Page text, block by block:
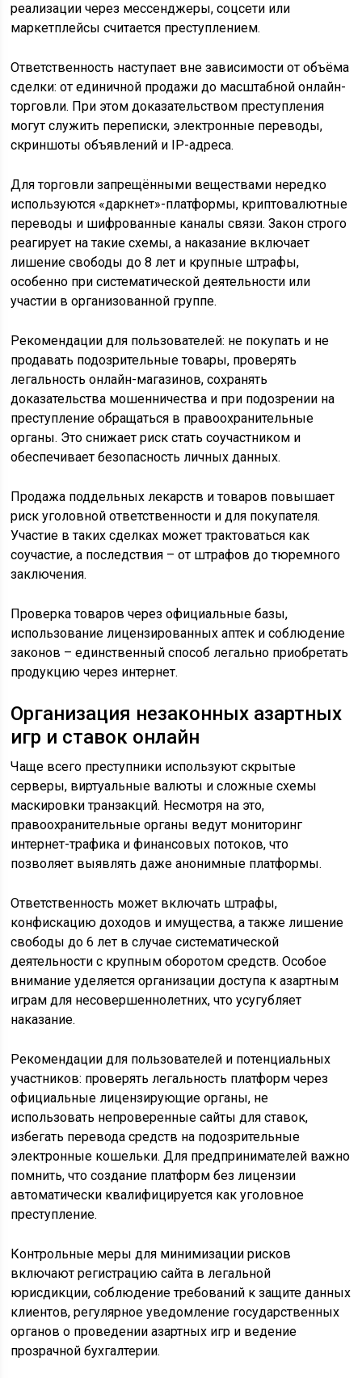
реализации через мессенджеры, соцсети или
маркетплейсы считается преступлением.
Ответственность наступает вне зависимости от объёма
сделки: от единичной продажи до масштабной онлайн-
торговли. При этом доказательством преступления
могут служить переписки, электронные переводы,
скриншоты объявлений и IP-адреса.
Для торговли запрещёнными веществами нередко
используются «даркнет»-платформы, криптовалютные
переводы и шифрованные каналы связи. Закон строго
реагирует на такие схемы, а наказание включает
лишение свободы до 8 лет и крупные штрафы,
особенно при систематической деятельности или
участии в организованной группе.
Рекомендации для пользователей: не покупать и не
продавать подозрительные товары, проверять
легальность онлайн-магазинов, сохранять
доказательства мошенничества и при подозрении на
преступление обращаться в правоохранительные
органы. Это снижает риск стать соучастником и
обеспечивает безопасность личных данных.
Продажа поддельных лекарств и товаров повышает
риск уголовной ответственности и для покупателя.
Участие в таких сделках может трактоваться как
соучастие, а последствия – от штрафов до тюремного
заключения.
Проверка товаров через официальные базы,
использование лицензированных аптек и соблюдение
законов – единственный способ легально приобретать
продукцию через интернет.
Организация незаконных азартных
игр и ставок онлайн
Чаще всего преступники используют скрытые
серверы, виртуальные валюты и сложные схемы
маскировки транзакций. Несмотря на это,
правоохранительные органы ведут мониторинг
интернет-трафика и финансовых потоков, что
позволяет выявлять даже анонимные платформы.
Ответственность может включать штрафы,
конфискацию доходов и имущества, а также лишение
свободы до 6 лет в случае систематической
деятельности с крупным оборотом средств. Особое
внимание уделяется организации доступа к азартным
играм для несовершеннолетних, что усугубляет
наказание.
Рекомендации для пользователей и потенциальных
участников: проверять легальность платформ через
официальные лицензирующие органы, не
использовать непроверенные сайты для ставок,
избегать перевода средств на подозрительные
электронные кошельки. Для предпринимателей важно
помнить, что создание платформ без лицензии
автоматически квалифицируется как уголовное
преступление.
Контрольные меры для минимизации рисков
включают регистрацию сайта в легальной
юрисдикции, соблюдение требований к защите данных
клиентов, регулярное уведомление государственных
органов о проведении азартных игр и ведение
прозрачной бухгалтерии.